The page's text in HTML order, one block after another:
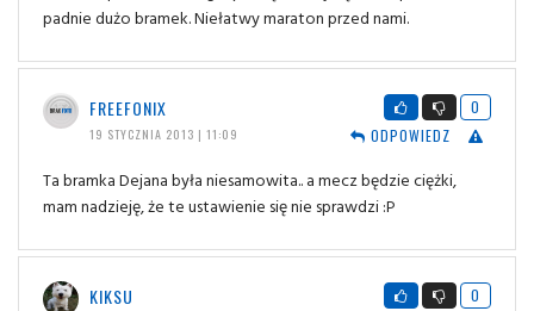
padnie dużo bramek. Niełatwy maraton przed nami.
FREEFONIX
19 STYCZNIA 2013 | 11:09
0
ODPOWIEDZ
Ta bramka Dejana była niesamowita.. a mecz będzie ciężki,
mam nadzieję, że te ustawienie się nie sprawdzi :P
KIKSU
0